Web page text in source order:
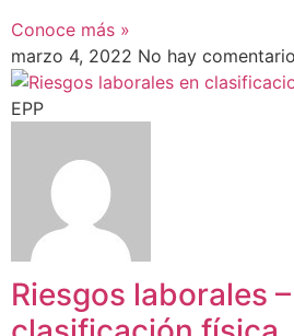
Conoce más »
marzo 4, 2022 No hay
EPP
Riesgos laborales